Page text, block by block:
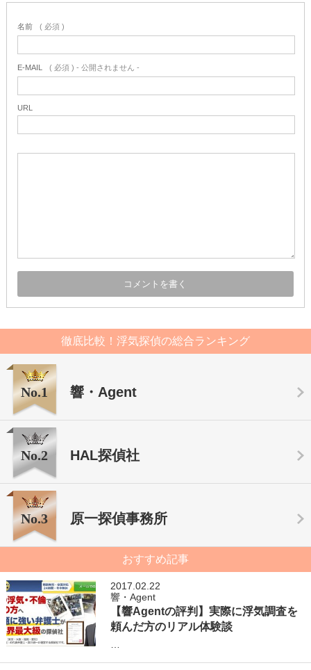
名前 ( 必須 )
E-MAIL ( 必須 ) - 公開されません -
URL
徹底比較！浮気探偵の総合ランキング
No.1 響・Agent
No.2 HAL探偵社
No.3 原一探偵事務所
おすすめ記事
2017.02.22
響・Agent
【響Agentの評判】実際に浮気調査を
頼んだ方のリアル体験談